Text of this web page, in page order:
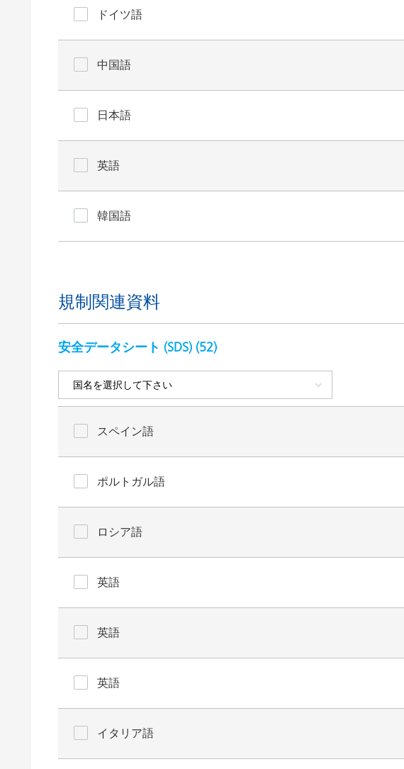
ドイツ語
中国語
日本語
英語
韓国語
規制関連資料
安全データシート (SDS) (52)
スペイン語
ポルトガル語
ロシア語
英語
英語
英語
イタリア語